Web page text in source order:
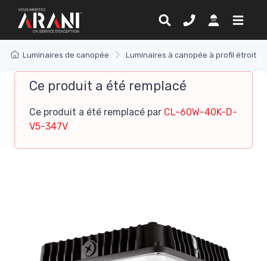
Luminaires de canopée Luminaires à canopée à profil étroit
Ce produit a été remplacé
Ce produit a été remplacé par CL-60W-40K-D-
V5-347V